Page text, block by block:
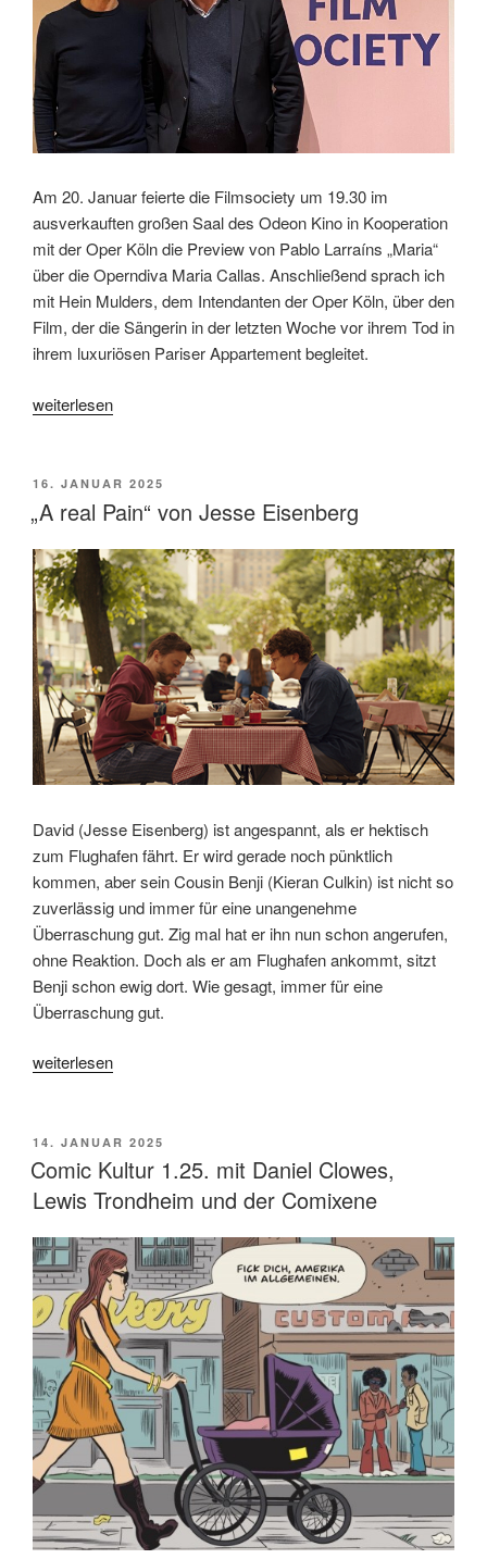
Am 20. Januar feierte die Filmsociety um 19.30 im
ausverkauften großen Saal des Odeon Kino in Kooperation
mit der Oper Köln die Preview von Pablo Larraíns „Maria“
über die Operndiva Maria Callas. Anschließend sprach ich
mit Hein Mulders, dem Intendanten der Oper Köln, über den
Film, der die Sängerin in der letzten Woche vor ihrem Tod in
ihrem luxuriösen Pariser Appartement begleitet.
„Filmgespräch
von
Pablo
mit
Hein
Mulders,
Intendant
der
Oper
Köln“
weiterlesen
VERÖFFENTLICHT
AM
16. JANUAR 2025
„A real Pain“ von Jesse Eisenberg
David (Jesse Eisenberg) ist angespannt, als er hektisch
zum Flughafen fährt. Er wird gerade noch pünktlich
kommen, aber sein Cousin Benji (Kieran Culkin) ist nicht so
zuverlässig und immer für eine unangenehme
Überraschung gut. Zig mal hat er ihn nun schon angerufen,
ohne Reaktion. Doch als er am Flughafen ankommt, sitzt
Benji schon ewig dort. Wie gesagt, immer für eine
Überraschung gut.
„„A
von
Jesse
Eisenberg“
weiterlesen
VERÖFFENTLICHT
AM
14. JANUAR 2025
Comic Kultur 1.25. mit Daniel Clowes,
Lewis Trondheim und der Comixene